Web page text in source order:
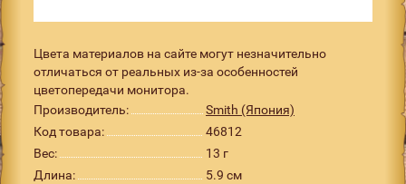
Цвета материалов на сайте могут незначительно
отличаться от реальных из-за особенностей
цветопередачи монитора.
Производитель:
Smith (Япония)
Код товара:
46812
Вес:
13 г
Длина:
5.9 см